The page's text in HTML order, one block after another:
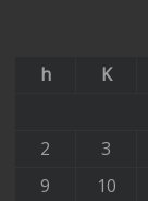
h
K
2
3
9
10